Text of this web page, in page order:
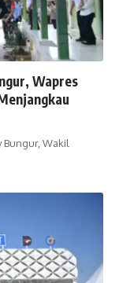
Wapres
Bungur, Wakil